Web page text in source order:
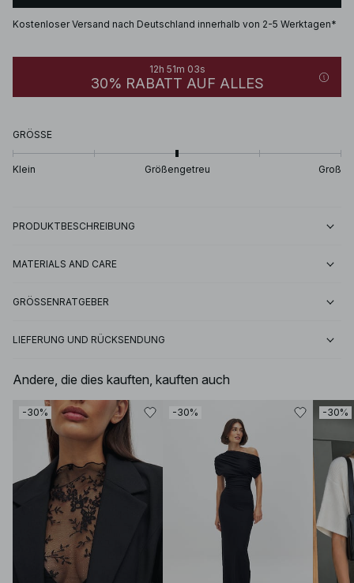
Kostenloser Versand nach Deutschland innerhalb von 2-5 Werktagen*
12h 51m 03s
30% RABATT AUF ALLES
GRÖSSE
Klein Größengetreu Groß
PRODUKTBESCHREIBUNG
MATERIALS AND CARE
GRÖSSENRATGEBER
LIEFERUNG UND RÜCKSENDUNG
Andere, die dies kauften, kauften auch
-30% -30% -30%